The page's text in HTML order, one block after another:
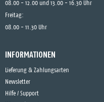
08.00 - 12.00 und 13.00 - 16.30 Uhr
Freitag:
08.00 - 11.30 Uhr
INFORMATIONEN
Lieferung & Zahlungsarten
Newsletter
Hilfe / Support